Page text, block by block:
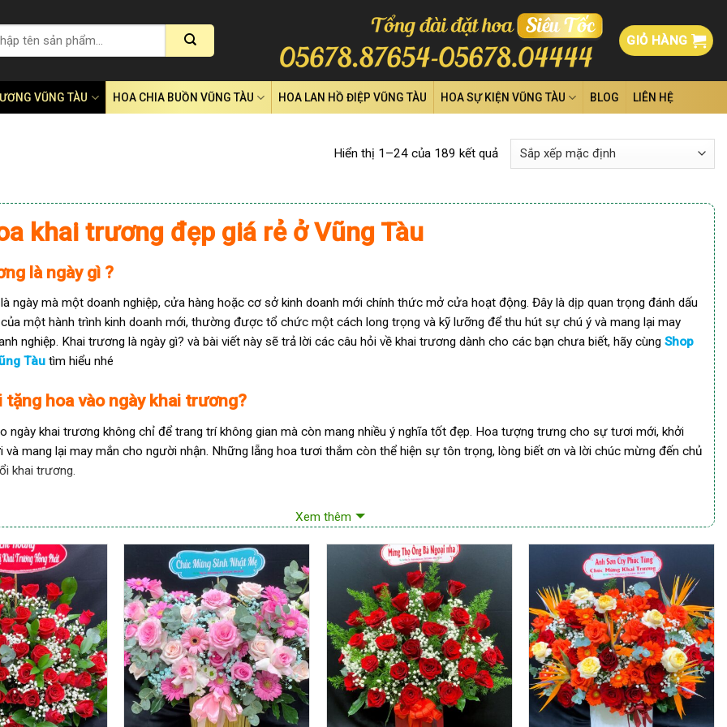
GIỎ HÀNG
VŨNG TÀU HOA CHIA BUỒN VŨNG TÀU HOA LAN HỒ ĐIỆP VŨNG TÀU HOA SỰ KIỆN VŨNG TÀU BLOG LIÊN HỆ
Hiển thị 1–24 của 189 kết quả
khai trương đẹp giá rẻ ở Vũng Tàu
là ngày gì ?
ngày mà một doanh nghiệp, cửa hàng hoặc cơ sở kinh doanh mới chính thức mở cửa hoạt động. Đây là dịp quan trọng đánh dấu
một hành trình kinh doanh mới, thường được tổ chức một cách long trọng và kỹ lưỡng để thu hút sự chú ý và mang lại may
nghiệp. Khai trương là ngày gì? và bài viết này sẽ trả lời các câu hỏi về khai trương dành cho các bạn chưa biết, hãy cùng Shop
Tàu tìm hiểu nhé
tặng hoa vào ngày khai trương?
ngày khai trương không chỉ để trang trí không gian mà còn mang nhiều ý nghĩa tốt đẹp. Hoa tượng trưng cho sự tươi mới, khởi
và mang lại may mắn cho người nhận. Những lẵng hoa tươi thắm còn thể hiện sự tôn trọng, lòng biết ơn và lời chúc mừng đến chủ
khai trương.
trương phù hợp sẽ giúp ngày khai trương của bạn thêm phần trang trọng và ý nghĩa.
trương có những kiểu dáng nào ?
trương chân đứng
có thiết kế đứng vững chãi, được sắp xếp cầu kỳ với một hoặc nhiều loại hoa khác nhau. Kệ hoa khai trương không chỉ nổi bật
mà còn thể hiện sự sang trọng và đẳng cấp.
cấu trúc của kệ hoa:Kệ hoa thường được thiết kế theo dạng đứng có chiều cao 1m2 trở lên, gồm một tầng hoặc nhiều tầng
lên nhau, tạo nên vẻ đẹp hoành tráng và lộng lẫy. Các loại hoa thường được sử dụng trong kệ hoa bao gồm đồng tiền, hoa lan,
cúc, và hoa hướng dương.
Xem thêm